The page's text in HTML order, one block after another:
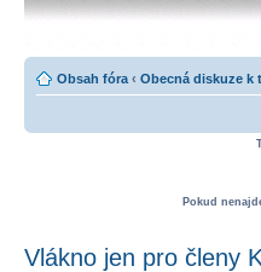
Obsah fóra ‹ Obecná diskuze k
Pokud
Vlákno jen pro členy